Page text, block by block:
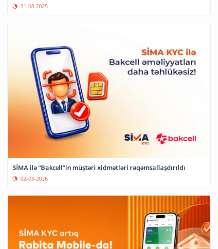
21-08-2025
SİMA ilə “Bakcell”in müştəri xidmətləri rəqəmsallaşdırıldı
02-03-2026